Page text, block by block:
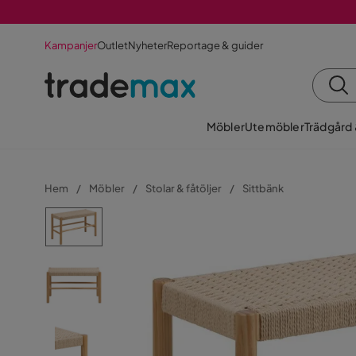
KampanjerOutletNyheterReportage & guider
MöblerUtemöblerTrädgård
Hem Möbler Stolar & fåtöljer Sittbänk